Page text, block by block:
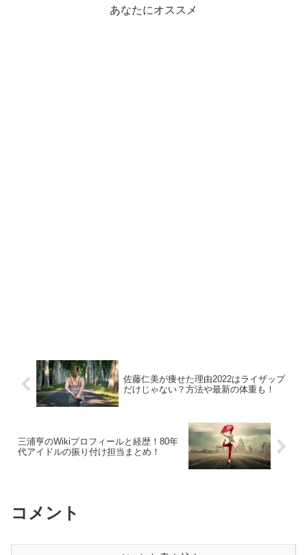
あなたにオススメ
佐藤仁美が痩せた理由2022はライザップ
だけじゃない？方法や最新の体重も！
三浦亨のWikiプロフィールと経歴！80年
代アイドルの振り付け担当まとめ！
コメント